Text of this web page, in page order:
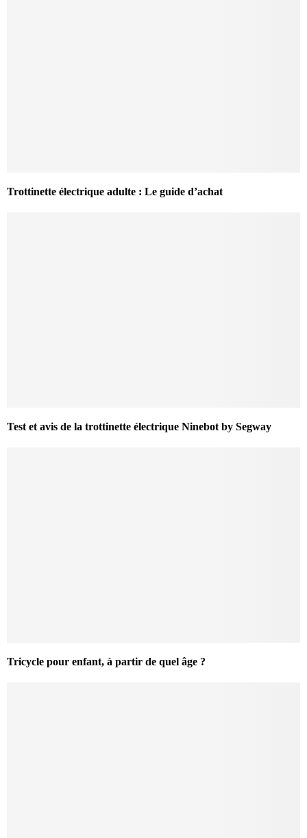
Trottinette électrique adulte : Le guide d’achat
Test et avis de la trottinette électrique Ninebot by Segway
Tricycle pour enfant, à partir de quel âge ?